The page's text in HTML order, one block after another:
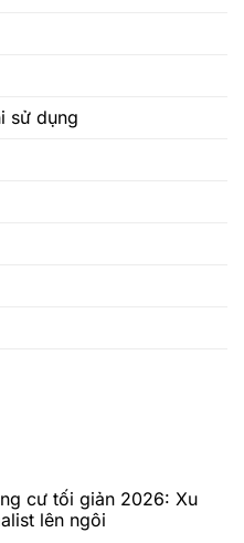
sử dụng
cư tối giản 2026: Xu
lên ngôi